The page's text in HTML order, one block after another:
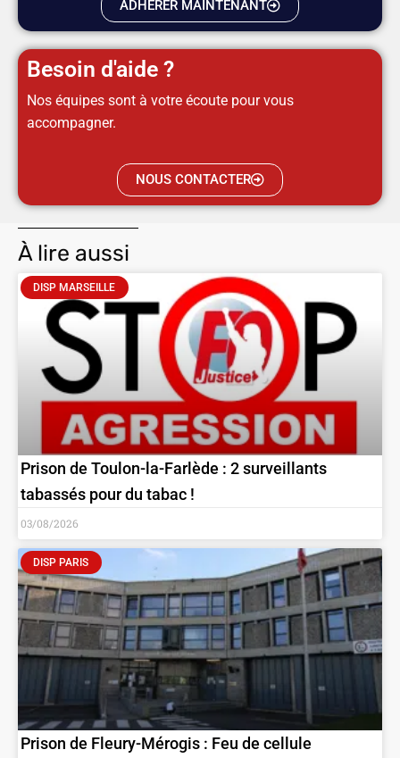
ADHÉRER MAINTENANT
Besoin d'aide ?
Nos équipes sont à votre écoute pour vous
accompagner.
NOUS CONTACTER
À lire aussi
DISP MARSEILLE
Prison de Toulon-la-Farlède : 2 surveillants
tabassés pour du tabac !
03/08/2026
DISP PARIS
Prison de Fleury-Mérogis : Feu de cellule